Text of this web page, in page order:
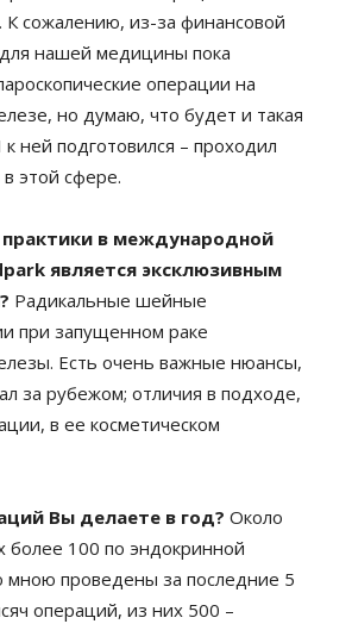
К сожалению, из-за финансовой
нашей медицины пока
операции на
но думаю, что будет и такая
ней подготовился – проходил
этой сфере.
в международной
является эксклюзивным
Радикальные шейные
при запущенном раке
Есть очень важные нюансы,
за рубежом; отличия в подходе,
в ее косметическом
Вы делаете в год? Около
более 100 по эндокринной
мною проведены за последние 5
операций, из них 500 –